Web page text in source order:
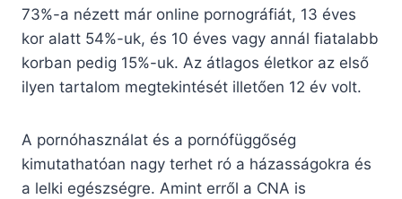
73%-a nézett már online pornográfiát, 13 éves
kor alatt 54%-uk, és 10 éves vagy annál fiatalabb
korban pedig 15%-uk. Az átlagos életkor az első
ilyen tartalom megtekintését illetően 12 év volt.
A pornóhasználat és a pornófüggőség
kimutathatóan nagy terhet ró a házasságokra és
a lelki egészségre. Amint erről a CNA is